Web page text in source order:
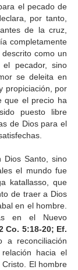
el pecado de
por tanto,
de la cruz,
completamente
como un
pecador, sino
se deleita en
propiciación, por
que el precio ha
puesto libre
de Dios para el
Dios Santo, sino
el mundo fue
katallasso, que
de traer a Dios
en el hombre.
en el Nuevo
Co. 5:18-20; Ef.
a reconciliación
hacia el
El hombre